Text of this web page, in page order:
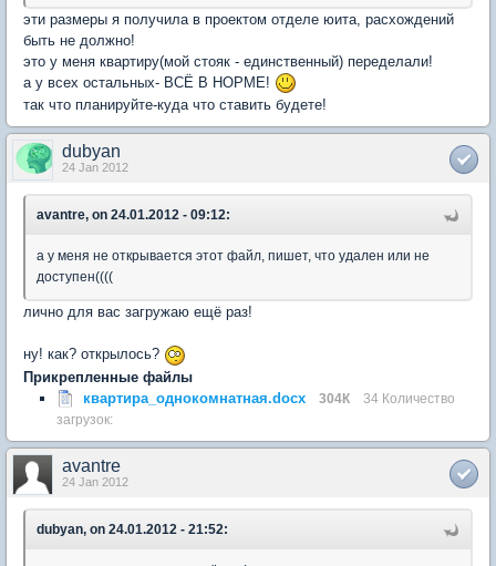
эти размеры я получила в проектом отделе юита, расхождений
быть не должно!
это у меня квартиру(мой стояк - единственный) переделали!
а у всех остальных- ВСЁ В НОРМЕ!
так что планируйте-куда что ставить будете!
dubyan
24 Jan 2012
avantre, on 24.01.2012 - 09:12:
а у меня не открывается этот файл, пишет, что удален или не
доступен((((
лично для вас загружаю ещё раз!
ну! как? открылось?
Прикрепленные файлы
квартира_однокомнатная.docx
304К
34 Количество
загрузок:
avantre
24 Jan 2012
dubyan, on 24.01.2012 - 21:52: